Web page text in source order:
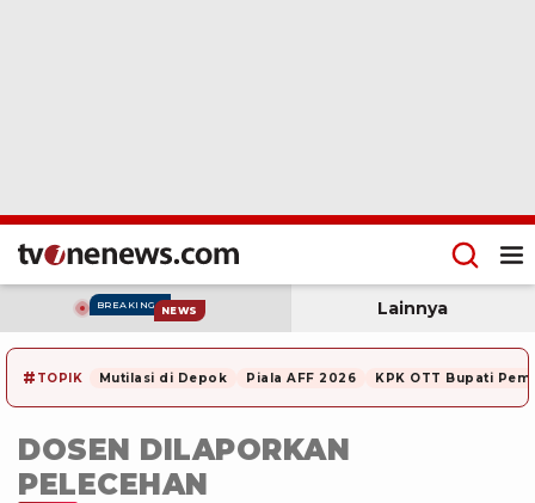
BREAKING NEWS Lainnya
# TOPIK Mutilasi di Depok Piala AFF 2026 KPK OTT Bupati
DOSEN DILAPORKAN
PELECEHAN